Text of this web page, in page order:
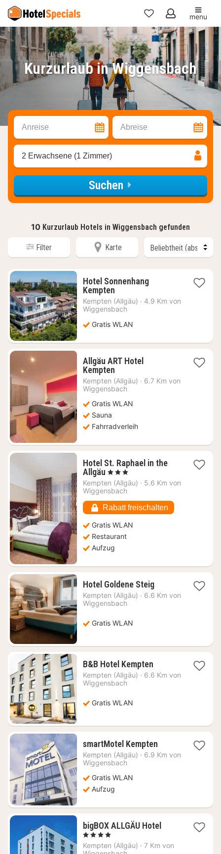
Meine
Favoriten
menu
Kurzurlaub in Wiggensbach
Anreise Abreise
2 Erwachsene (1 Zimmer)
Suchen
10 Kurzurlaub Hotels in Wiggensbach gefunden
Filter Karte
Hotel Sonnenhang
Kempten1
Nacht
ab
€
Kempten (Allgäu) · 4.9 Km von
Wiggensbach
Gratis WLAN
Allgäu ART Hotel
Kempten1
Nacht
ab
€
Kempten (Allgäu) · 6.7 Km von
Wiggensbach
Gratis WLAN
Sauna
Fahrradverleih
Hotel St. Raphael in the
Allgäu 1
Nacht
ab
€
, 3 Sterne
Kempten (Allgäu) · 5.6 Km von
Wiggensbach
Rabatt freischalten
Gratis WLAN
Restaurant
Aufzug
Hotel Goldene Steig1
Nacht
Kempten (Allgäu) · 6.6 Km von
Wiggensbach
Gratis WLAN
B&B Hotel Kempten1
Nacht
Kempten (Allgäu) · 6.6 Km von
Wiggensbach
Gratis WLAN
smartMotel Kempten1
Nacht
Kempten (Allgäu) · 6.9 Km von
Wiggensbach
Gratis WLAN
Aufzug
bigBOX ALLGÄU Hotel1
ab
, 4 Sterne
Kempten (Allgäu) · 7 Km von